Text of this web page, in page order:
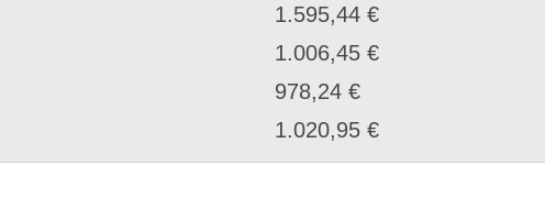
1.595,44 €
1.006,45 €
978,24 €
1.020,95 €